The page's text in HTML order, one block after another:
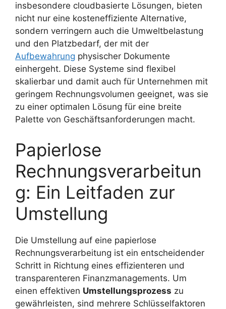
insbesondere cloudbasierte Lösungen, bieten
nicht nur eine kosteneffiziente Alternative,
sondern verringern auch die Umweltbelastung
und den Platzbedarf, der mit der
Aufbewahrung physischer Dokumente
einhergeht. Diese Systeme sind flexibel
skalierbar und damit auch für Unternehmen mit
geringem Rechnungsvolumen geeignet, was sie
zu einer optimalen Lösung für eine breite
Palette von Geschäftsanforderungen macht.
Papierlose
Rechnungsverarbeitun
g: Ein Leitfaden zur
Umstellung
Die Umstellung auf eine papierlose
Rechnungsverarbeitung ist ein entscheidender
Schritt in Richtung eines effizienteren und
transparenteren Finanzmanagements. Um
einen effektiven Umstellungsprozess zu
gewährleisten, sind mehrere Schlüsselfaktoren